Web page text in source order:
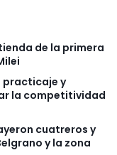
de la primera
practicaje y
la competitividad
cuatreros y
y la zona